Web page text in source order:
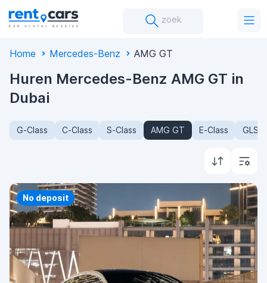
zoek
Home Mercedes-Benz AMG GT
Huren Mercedes-Benz AMG GT in
Dubai
G-Class C-Class S-Class AMG GT E-Class GLS-
Priority
No deposit